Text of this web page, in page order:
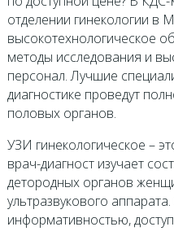
отделении гинекологии в
высокотехнологическое
методы исследования и
персонал. Лучшие
диагностике проведут
половых органов.
УЗИ гинекологическое –
врач-диагност изучает
детородных органов
ультразвукового
информативностью,